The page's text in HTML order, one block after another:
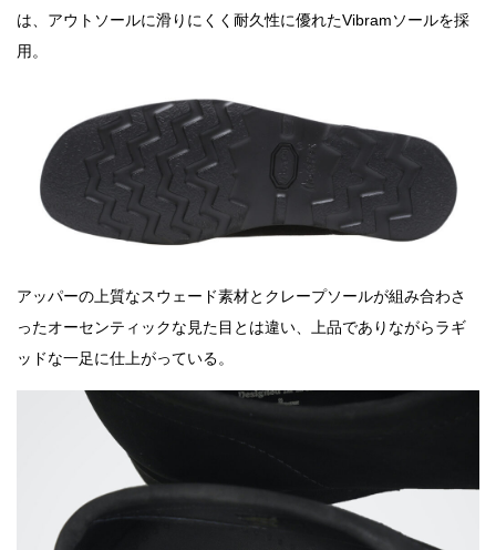
は、アウトソールに滑りにくく耐久性に優れたVibramソールを採
用。
アッパーの上質なスウェード素材とクレープソールが組み合わさ
ったオーセンティックな見た目とは違い、上品でありながらラギ
ッドな一足に仕上がっている。